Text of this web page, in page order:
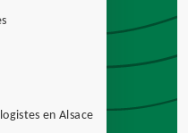
en Alsace